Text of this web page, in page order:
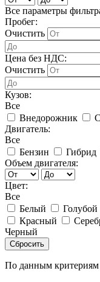
Все параметры
Пробег:
Очистить
Цена без НДС:
Очистить
Кузов:
Все
Внедорожник
Двигатель:
Все
Бензин
Гибрид
Объем двигателя:
Цвет:
Все
Белый
Голубой
Красный
Черный
Сбросить
По данным критериям